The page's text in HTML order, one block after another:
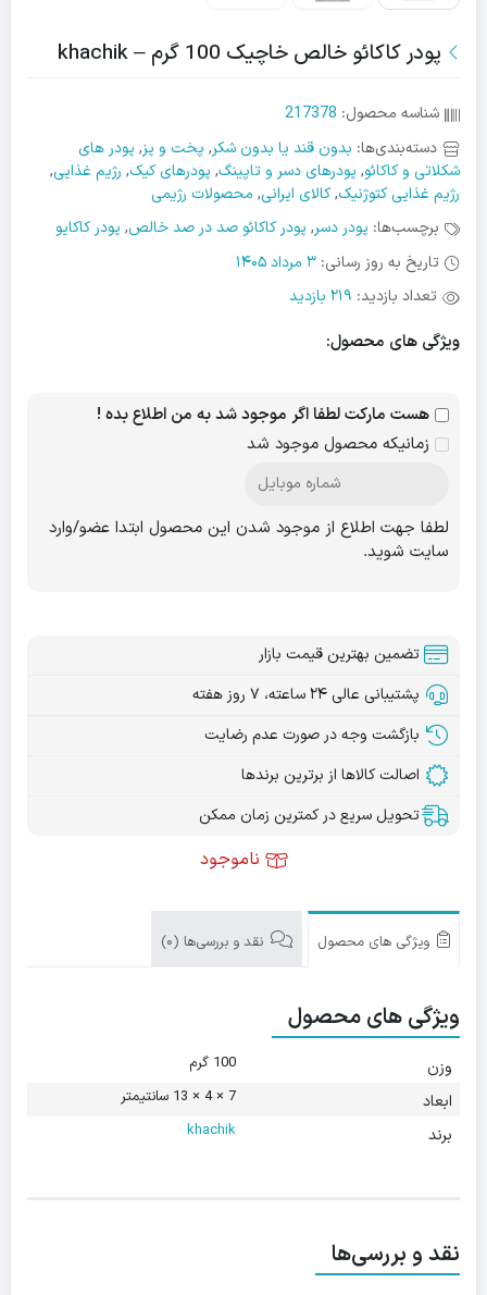
پودر کاکائو خالص خاچیک 100 گرم – khachik
شناسه محصول: 217378
دسته‌بندی‌ها: بدون قند یا بدون شکر, پخت و پز, پودر های
شکلاتی و کاکائو, پودرهای دسر و تاپینگ, پودرهای کیک, رژیم غذایی,
رژیم غذایی کتوژنیک,کالای ایرانی, محصولات رژیمی
برچسب‌ها: پودر دسر, پودر کاکائو صد در صد خالص, پودر کاکایو
تاریخ به روز رسانی: 3 مرداد 1405
تعداد بازدید: 219 بازدید
ویژگی های محصول:
هست مارکت لطفا اگر موجود شد به من اطلاع بده !
زمانیکه محصول موجود شد
لطفا جهت اطلاع از موجود شدن این محصول ابتدا عضو/وارد
سایت شوید.
تضمین بهترین قیمت بازار
پشتیبانی عالی ۲۴ ساعته، ۷ روز هفته
بازگشت وجه در صورت عدم رضایت
اصالت کالاها از برترین برندها
تحویل سریع در کمترین زمان ممکن
ناموجود
ویژگی های محصول نقد و بررسی‌ها (0)
ویژگی های محصول
وزن 100 گرم
ابعاد 7 × 4 × 13 سانتیمتر
برند khachik
نقد و بررسی‌ها